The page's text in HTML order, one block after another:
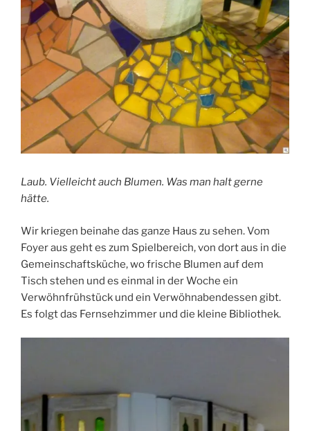
Laub. Vielleicht auch Blumen. Was man halt gerne
hätte.
Wir kriegen beinahe das ganze Haus zu sehen. Vom
Foyer aus geht es zum Spielbereich, von dort aus in die
Gemeinschaftsküche, wo frische Blumen auf dem
Tisch stehen und es einmal in der Woche ein
Verwöhnfrühstück und ein Verwöhnabendessen gibt.
Es folgt das Fernsehzimmer und die kleine Bibliothek.